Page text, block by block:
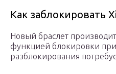
Как заблокировать
Новый браслет
функцией блокировки при
разблокирования